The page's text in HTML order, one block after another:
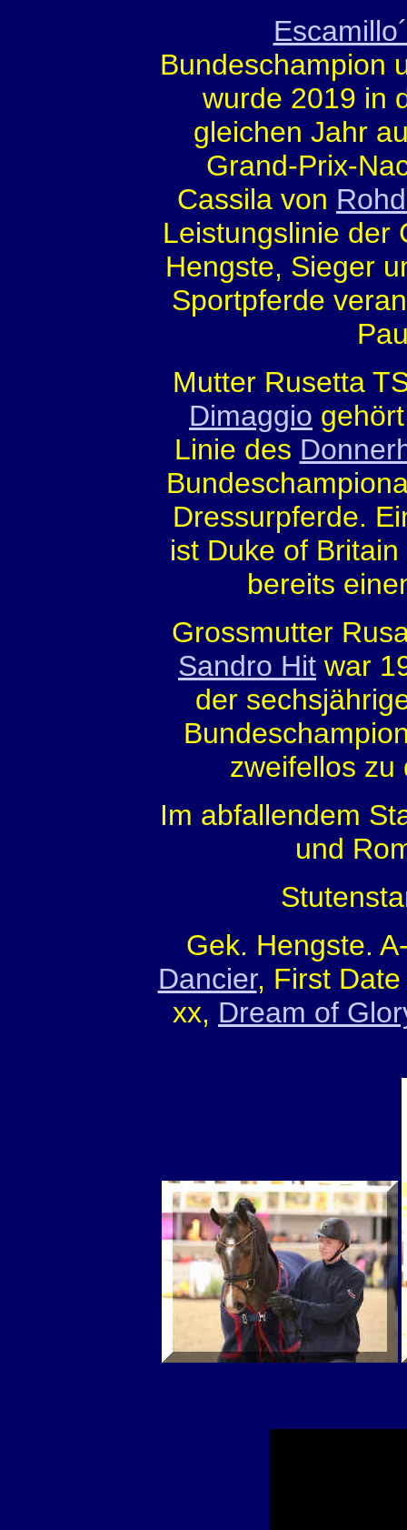
Bundeschampion
wurde 2019 in
gleichen Jahr
Grand-Prix-
Cassila von
Leistungslinie der
Hengste, Sieger
Sportpferde
Mutter Rusetta
Dimaggio
Linie des
Dressurpferde.
ist Duke of
bereits
Grossmutter
Sandro Hit war
der
zweifellos zu
Im abfallendem
und
Gek. Hengste.
Dancier, First
xx, Dream of